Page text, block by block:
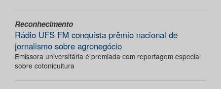
Reconhecimento
Rádio UFS FM conquista prêmio nacional de
jornalismo sobre agronegócio
Emissora universitária é premiada com reportagem especial
sobre cotonicultura